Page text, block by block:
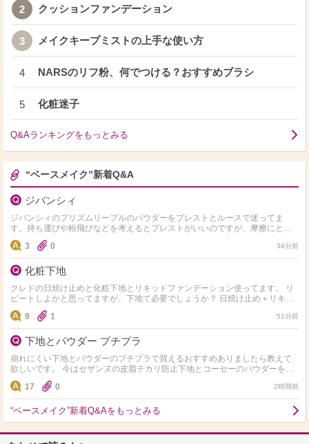
2 クッションファンデーション
3 メイクキープミストの上手な使い方
4 NARSのリフ粉、何でつける？おすすめブラシ
5 化粧迷子
Q&Aランキングをもっとみる
“ベースメイク”新着Q&A
ジバンシィ
ジバンシィのプリズムリーブルのパウダーをプレストとルースで迷ってま
す。持ち運びや粉飛びなどを考えるとプレストがいいのですが、摩擦にとて
も弱くブラシが苦手なのでどうしようか悩みます。摩擦に弱くても肌…
3 0 34分前
化粧下地
クレドの日焼け止めと化粧下地とリキッドファンデーション使ってます。 リ
ピートしよかと思ってますが、下地て必要でしょうか？ 日焼け止め＋リキッ
ドファンデのみにしようか悩んでます。
9 1 51分前
下地とパウダー プチプラ
崩れにくい下地とパウダーのプチプラで買えるおすすめありましたら教えて
欲しいです。 今はセザンヌの皮脂テカリ防止下地とコーセーのパウダーを使
17 0 2時間前
“ベースメイク”新着Q&Aをもっとみる